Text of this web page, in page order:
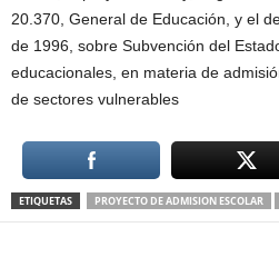
20.370, General de Educación, y el
de 1996, sobre Subvención del
educacionales, en materia de
de sectores vulnerables
ETIQUETAS PROYECTO DE ADMISION ESCOLAR